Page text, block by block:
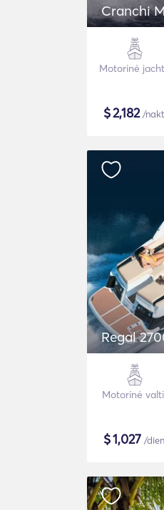
Cranchi
Motorinė
$2,182/
Regal
Motorinė
$1,027 /